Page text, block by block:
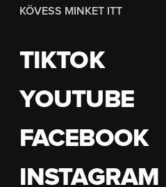
KÖVESS MINKET ITT
TIKTOK
YOUTUBE
FACEBOOK
INSTAGRAM